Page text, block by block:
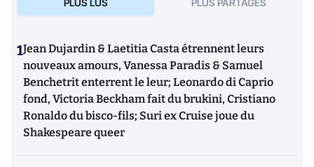
PLUS LUS PLUS PARTAGES
1Jean Dujardin & Laetitia Casta étrennent leurs
nouveaux amours, Vanessa Paradis & Samuel
Benchetrit enterrent le leur; Leonardo di Caprio
fond, Victoria Beckham fait du brukini, Cristiano
Ronaldo du bisco-fils; Suri ex Cruise joue du
Shakespeare queer